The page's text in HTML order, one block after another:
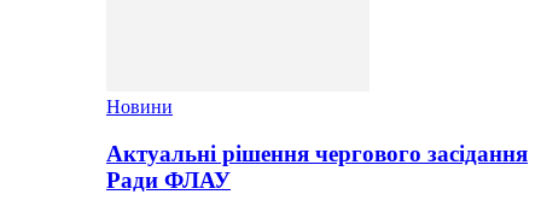
Новини
Актуальні рішення чергового засідання
Ради ФЛАУ